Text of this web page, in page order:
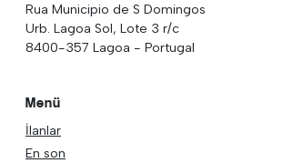
Rua Municipio de S Domingos
Urb. Lagoa Sol, Lote 3 r/c
8400-357 Lagoa - Portugal
Menü
İlanlar
En son